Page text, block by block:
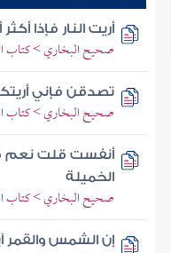
أريت النار فإذا
صحيح البخاري > كتاب
تصدقن فإني
صحيح البخاري > كتاب
أنفست قلت نعم
الخميلة
صحيح البخاري > كتاب
إن الشمس والقمر